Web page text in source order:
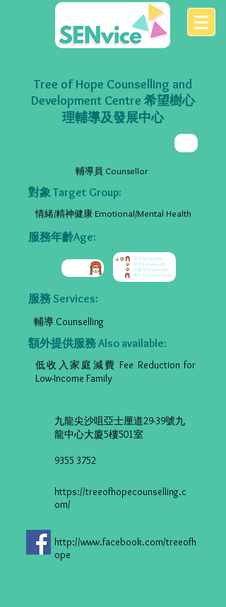
Tree of Hope Counselling and
Development Centre 希望樹心
理輔導及發展中心
輔導員 Counsellor
對象 Target Group:
情緒/精神健康 Emotional/Mental Health
服務年齡Age:
服務 Services:
輔導 Counselling
額外提供服務 Also available:
低收入家庭減費 Fee Reduction for
Low-Income Family
九龍尖沙咀亞士厘道29-39號九
龍中心大廈5樓501室
9355 3752
https://treeofhopecounselling.c
om/
http://www.facebook.com/treeofh
ope